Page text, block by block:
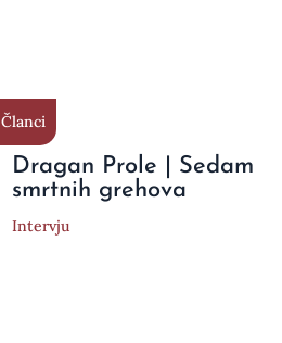
Članci
Dragan Prole | Sedam
smrtnih grehova
Intervju